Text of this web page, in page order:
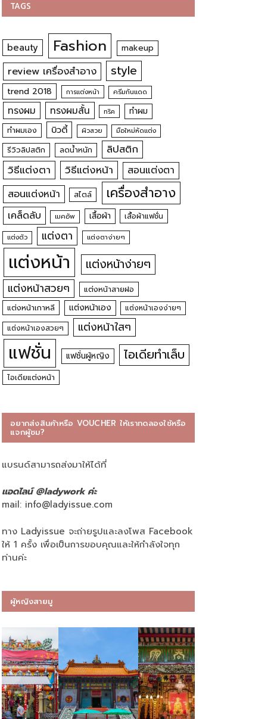
TAGS
beauty Fashion makeup
review เครื่องสำอาง style
trend 2018 การแต่งหน้า ครีมกันแดด
ทรงผม ทรงผมสั้น ทริค ทำผม
ทำผมเอง บิวตี้ ผิวสวย มือใหม่หัดแต่ง
รีวิวลิปสติก ลดน้ำหนัก ลิปสติก
วิธีแต่งตา วิธีแต่งหน้า สอนแต่งตา
สอนแต่งหน้า สไตล์ เครื่องสำอาง
เคล็ดลับ เมคอัพ เสื้อผ้า เสื้อผ้าแฟชั่น
แต่งตัว แต่งตา แต่งตาง่ายๆ
แต่งหน้า แต่งหน้าง่ายๆ
แต่งหน้าสวยๆ
แต่งหน้าสายฝอ
แต่งหน้าเกาหลี
แต่งหน้าเอง
แต่งหน้าเองง่ายๆ
แต่งหน้าเองสวยๆ
แต่งหน้าใสๆ
แฟชั่น แฟชั่นผู้หญิง ไอเดียทำเล็บ
ไอเดียแต่งหน้า
อยากส่งสินค้าหรือ VOUCHER ให้เราทดลองใช้หรือ
แจกผู้ชม?
แบรนด์สามารถส่งมาให้ได้ที่
แอดไลน์ @ladywork ค่ะ
mail: info@ladyissue.com
ทาง Ladyissue จะถ่ายรูปและลงโพส Facebook
ให้ 1 ครั้ง เพื่อเป็นการขอบคุณและให้กำลังใจทุก
ท่านค่ะ
ผู้หญิงสายมู